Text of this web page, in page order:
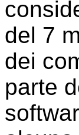
del 7
dei
parte